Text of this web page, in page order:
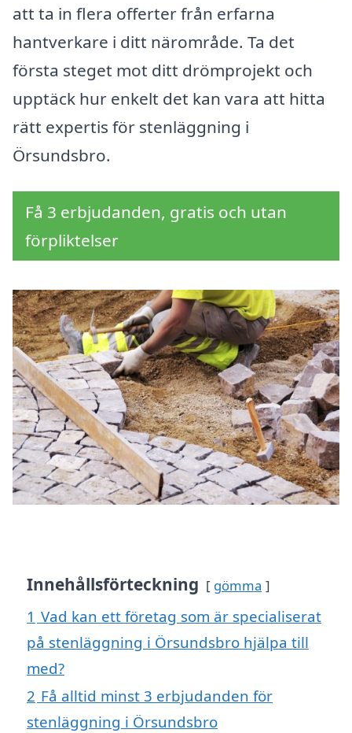
att ta in flera offerter från erfarna
hantverkare i ditt närområde. Ta det
första steget mot ditt drömprojekt och
upptäck hur enkelt det kan vara att hitta
rätt expertis för stenläggning i
Örsundsbro.
Få 3 erbjudanden, gratis och utan
förpliktelser
Innehållsförteckning gömma
1 Vad kan ett företag som är specialiserat
på stenläggning i Örsundsbro hjälpa till
med?
2 Få alltid minst 3 erbjudanden för
stenläggning i Örsundsbro